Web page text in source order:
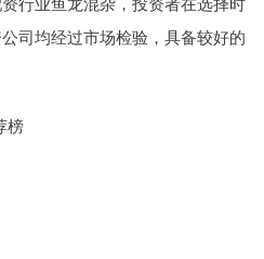
司均经过市场检验，具备较好的
榜